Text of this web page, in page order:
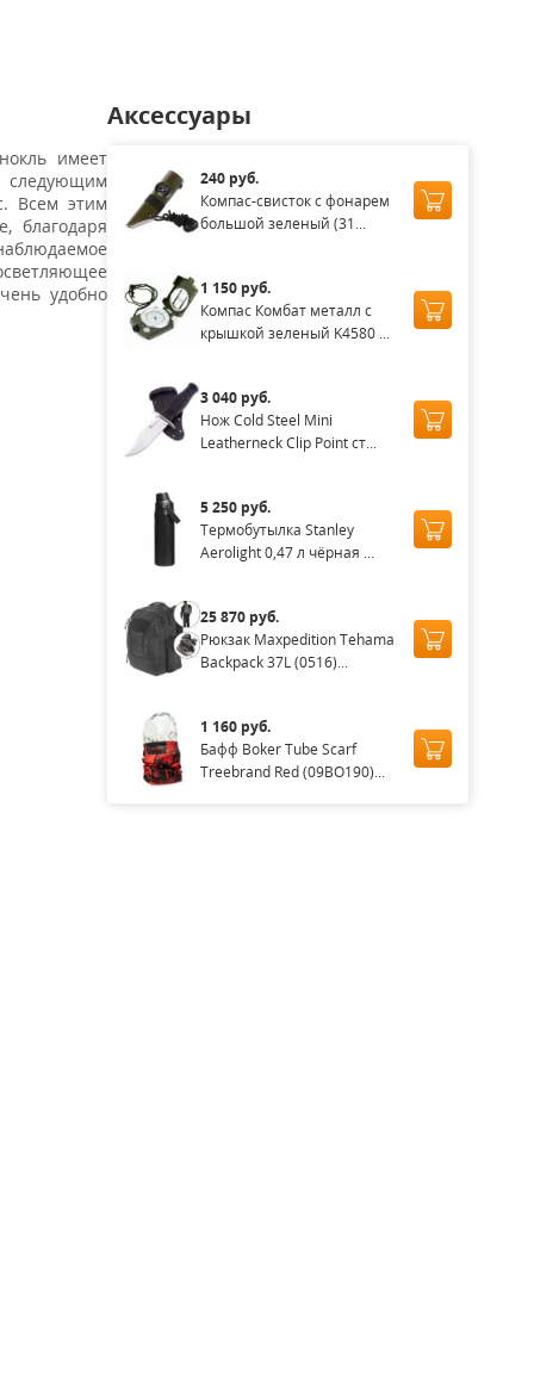
имеет
следующим
Всем этим
благодаря
удобно
Аксессуары
240 руб.
Компас-свисток с фонарем
большой зеленый (31...
1 150 руб.
Компас Комбат металл с
крышкой зеленый K4580 ...
3 040 руб.
Нож Cold Steel Mini
Leatherneck Clip Point ст...
5 250 руб.
Термобутылка Stanley
Aerolight 0,47 л чёрная ...
25 870 руб.
Рюкзак Maxpedition Tehama
Backpack 37L (0516)...
1 160 руб.
Бафф Boker Tube Scarf
Treebrand Red (09BO190)...